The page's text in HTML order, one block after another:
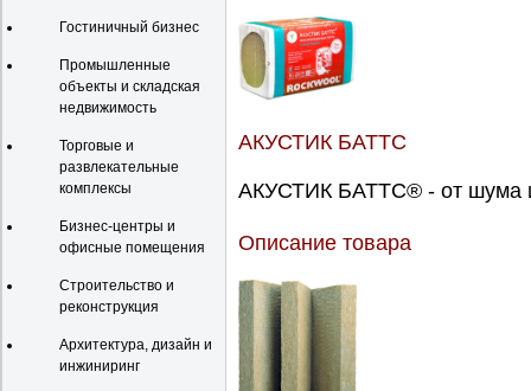
Гостиничный бизнес
Промышленные
объекты и складская
недвижимость
Торговые и
развлекательные
комплексы
Бизнес-центры и
офисные помещения
Строительство и
реконструкция
Архитектура, дизайн и
инжиниринг
АКУСТИК БАТТС
АКУСТИК БАТТС® - от шума
Описание товара